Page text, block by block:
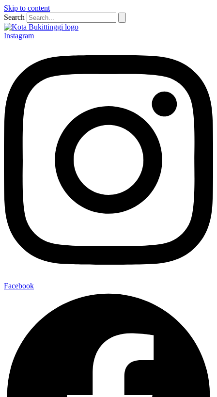
Skip to content
Search
Instagram
Facebook